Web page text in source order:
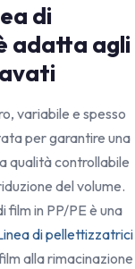
di
adatta agli
variabile e spesso
per garantire una
qualità controllabile
del volume.
in PP/PE è una
di pellettizzatrici
alla rimacinazione